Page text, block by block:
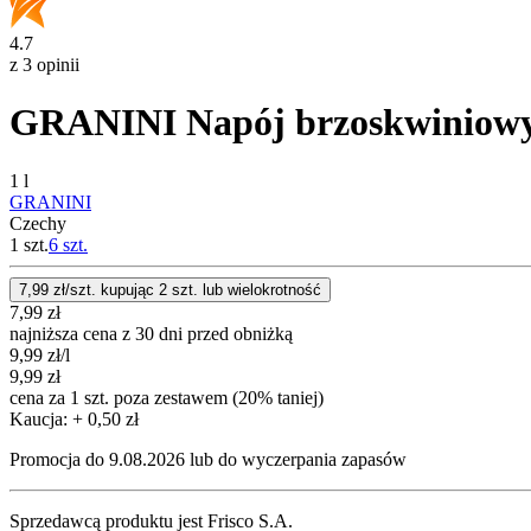
4.7
z 3 opinii
GRANINI Napój
1 l
GRANINI
Czechy
1 szt.6 szt.
7,99 zł/szt. kupując 2 szt. lub wielokrotność
7,99 zł
najniższa cena z 30 dni przed obniżką
9,99 zł/l
9,99 zł
cena za 1 szt. poza zestawem (20% taniej)
Kaucja: + 0,50 zł
Promocja do 9.08.2026 lub do wyczerpania zapasów
Sprzedawcą produktu jest Frisco S.A.